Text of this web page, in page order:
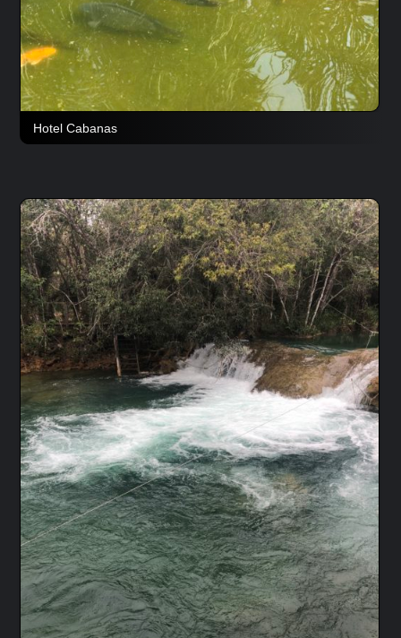
Hotel Cabanas